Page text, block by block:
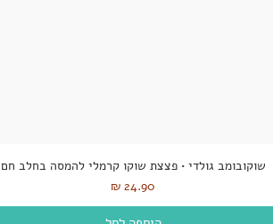
שוקובומב גולדי • פצצת שוקו קרמלי להמסה בחלב חם
מחיר